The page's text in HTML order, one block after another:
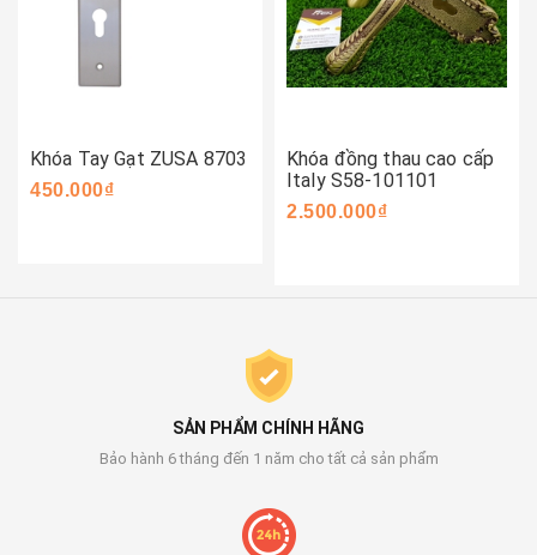
Khóa Tay Gạt ZUSA 8703
450.000₫
Khóa đồng thau cao cấp
Italy S58-101101
2.500.000₫
SẢN PHẨM CHÍNH HÃNG
Bảo hành 6 tháng đến 1 năm cho tất cả sản phẩm